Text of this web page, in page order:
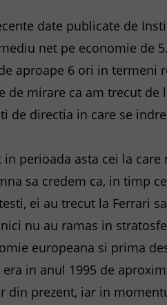
date publicate de
net pe economie de
aproape 6 ori in termeni
de mirare ca am trecut de
de directia in care se
in perioada asta cei la
sa credem ca, in timp
ei au trecut la Ferrari
nu au ramas in
europeana si prima
era in anul 1995 de
din prezent, iar in